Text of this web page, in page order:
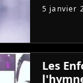
de
leur
troupe
sur
autre
5 janvier
Les